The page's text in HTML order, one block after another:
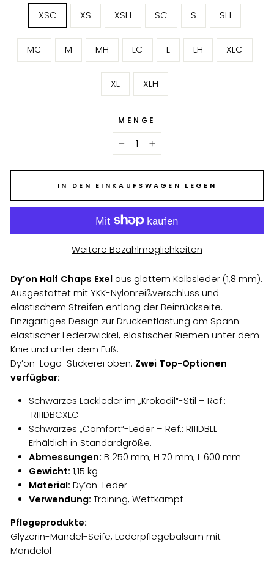
XSC XS XSH SC S SH
MC M MH LC L LH XLC
XL XLH
MENGE
+
IN DEN EINKAUFSWAGEN LEGEN
Weitere Bezahlmöglichkeiten
Dy’on Half Chaps Exel aus glattem Kalbsleder (1,8 mm).
Ausgestattet mit YKK-Nylonreißverschluss und
elastischem Streifen entlang der Beinrückseite.
Einzigartiges Design zur Druckentlastung am Spann:
elastischer Lederzwickel, elastischer Riemen unter dem
Knie und unter dem Fuß.
Dy’on-Logo-Stickerei oben. Zwei Top-Optionen
verfügbar:
Schwarzes Lackleder im „Krokodil“-Stil – Ref.:
RI11DBCXLC
Schwarzes „Comfort“-Leder – Ref.: RI11DBLL
Erhältlich in Standardgröße.
Abmessungen: B 250 mm, H 70 mm, L 600 mm
Gewicht: 1,15 kg
Material: Dy’on-Leder
Verwendung: Training, Wettkampf
Pflegeprodukte:
Glyzerin-Mandel-Seife, Lederpflegebalsam mit
Mandelöl